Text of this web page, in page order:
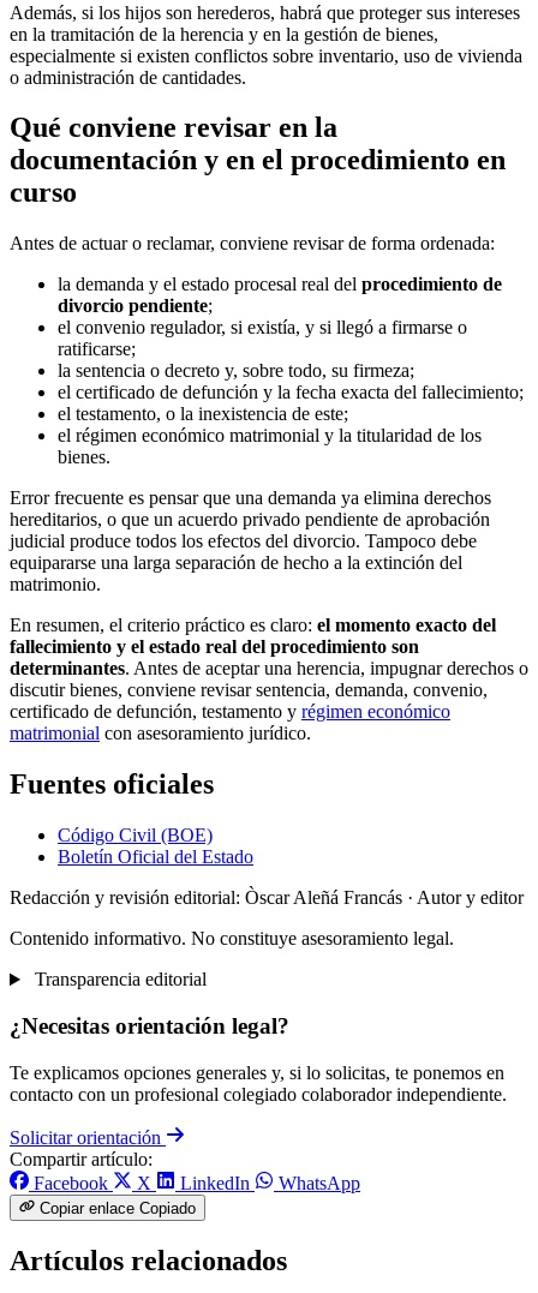
Además, si los hijos son herederos, habrá que proteger sus intereses
en la tramitación de la herencia y en la gestión de bienes,
especialmente si existen conflictos sobre inventario, uso de vivienda
o administración de cantidades.
Qué conviene revisar en la
documentación y en el procedimiento en
curso
Antes de actuar o reclamar, conviene revisar de forma ordenada:
la demanda y el estado procesal real del procedimiento de
divorcio pendiente;
el convenio regulador, si existía, y si llegó a firmarse o
ratificarse;
la sentencia o decreto y, sobre todo, su firmeza;
el certificado de defunción y la fecha exacta del fallecimiento;
el testamento, o la inexistencia de este;
el régimen económico matrimonial y la titularidad de los
bienes.
Error frecuente es pensar que una demanda ya elimina derechos
hereditarios, o que un acuerdo privado pendiente de aprobación
judicial produce todos los efectos del divorcio. Tampoco debe
equipararse una larga separación de hecho a la extinción del
matrimonio.
En resumen, el criterio práctico es claro: el momento exacto del
fallecimiento y el estado real del procedimiento son
determinantes. Antes de aceptar una herencia, impugnar derechos o
discutir bienes, conviene revisar sentencia, demanda, convenio,
certificado de defunción, testamento y régimen económico
matrimonial con asesoramiento jurídico.
Fuentes oficiales
Código Civil (BOE)
Boletín Oficial del Estado
Redacción y revisión editorial: Òscar Aleñá Francás · Autor y editor
Contenido informativo. No constituye asesoramiento legal.
Transparencia editorial
¿Necesitas orientación legal?
Te explicamos opciones generales y, si lo solicitas, te ponemos en
contacto con un profesional colegiado colaborador independiente.
Solicitar orientación
Compartir artículo:
Facebook
X LinkedIn WhatsApp
Copiar enlace Copiado
Artículos relacionados